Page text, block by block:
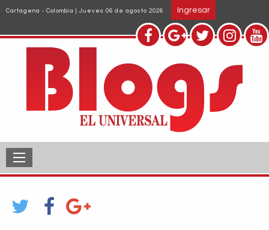
Pasar
contenido
principal
Cartagena - Colombia | Jueves 06 de agosto 2026 Ingresar